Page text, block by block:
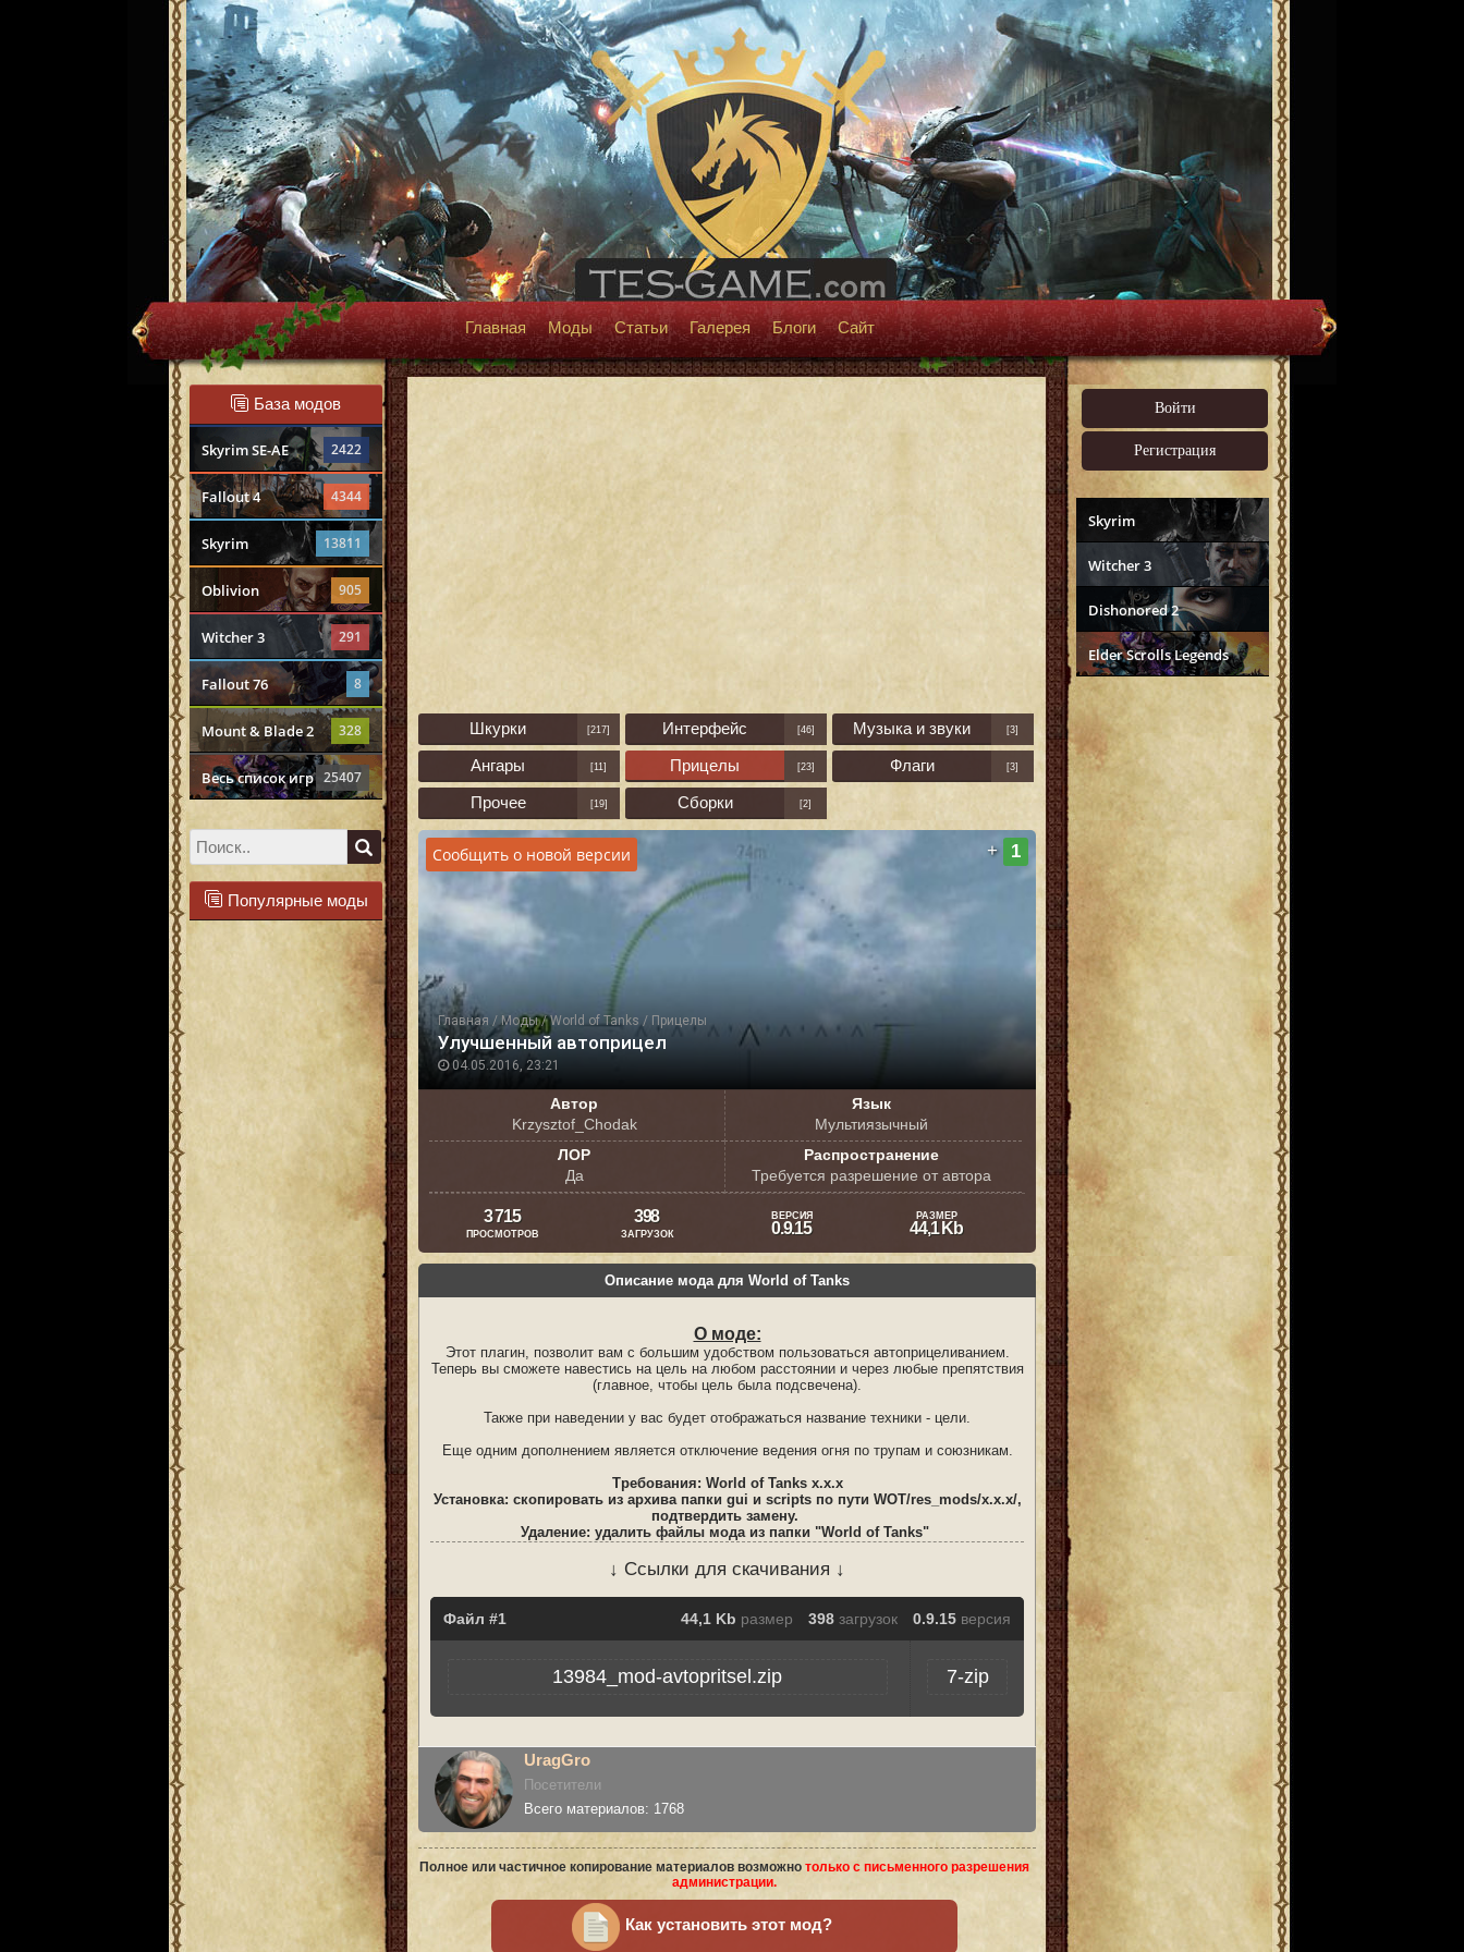
Главная Моды Статьи Галерея Блоги Сайт
База модов
Skyrim SE-AE 2422
Fallout 4 4344
Skyrim 13811
Oblivion 905
Witcher 3 291
Fallout 76 8
Mount & Blade 2 328
Весь список игр 25407
Популярные моды
Войти
Регистрация
Skyrim
Witcher 3
Dishonored 2
Elder Scrolls Legends
Шкурки [217] Интерфейс [46] Музыка и звуки [3]
Ангары [11] Прицелы [23] Флаги [3]
Прочее [19] Сборки [2]
Главная /Моды/World of Tanks / Прицелы
04.05.2016, 23:21
Улучшенный автоприцел
Сообщить о новой версии + 1
Автор
Krzysztof_Chodak
Язык
Мультиязычный
ЛОР
Да
Распространение
Требуется разрешение от автора
3 715
ПРОСМОТРОВ
398
ЗАГРУЗОК
ВЕРСИЯ
0.9.15
РАЗМЕР
44,1 Kb
Описание мода для World of Tanks
О моде:
Этот плагин, позволит вам с большим удобством пользоваться автоприцеливанием.
Теперь вы сможете навестись на цель на любом расстоянии и через любые препятствия
(главное, чтобы цель была подсвечена).
Также при наведении у вас будет отображаться название техники - цели.
Еще одним дополнением является отключение ведения огня по трупам и союзникам.
Требования: World of Tanks x.x.x
Установка: скопировать из архива папки gui и scripts по пути WOT/res_mods/x.x.x/,
подтвердить замену.
Удаление: удалить файлы мода из папки "World of Tanks"
↓ Ссылки для скачивания ↓
Файл 44,1 Kb размер 398 загрузок 0.9.15 версия
13984_mod-avtopritsel.zip 7-zip
UragGro
Посетители
Всего материалов: 1768
Полное или частичное копирование материалов возможно только с письменного разрешения
администрации.
Как установить этот мод?